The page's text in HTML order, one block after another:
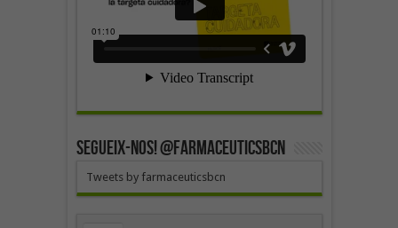
SEGUEIX-NOS! @farmaceuticsbcn
Tweets by farmaceuticsbcn